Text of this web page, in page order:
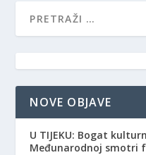
NOVE OBJAVE
​U TIJEKU: Bogat
Međunarodnoj smotri